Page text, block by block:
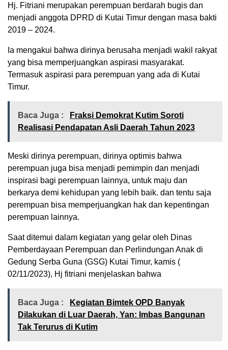
Hj. Fitriani merupakan perempuan berdarah bugis dan
menjadi anggota DPRD di Kutai Timur dengan masa bakti
2019 – 2024.
Ia mengakui bahwa dirinya berusaha menjadi wakil rakyat
yang bisa memperjuangkan aspirasi masyarakat.
Termasuk aspirasi para perempuan yang ada di Kutai
Timur.
Baca Juga :
Fraksi Demokrat Kutim Soroti
Realisasi Pendapatan Asli Daerah Tahun 2023
Meski dirinya perempuan, dirinya optimis bahwa
perempuan juga bisa menjadi pemimpin dan menjadi
inspirasi bagi perempuan lainnya, untuk maju dan
berkarya demi kehidupan yang lebih baik. dan tentu saja
perempuan bisa memperjuangkan hak dan kepentingan
perempuan lainnya.
Saat ditemui dalam kegiatan yang gelar oleh Dinas
Pemberdayaan Perempuan dan Perlindungan Anak di
Gedung Serba Guna (GSG) Kutai Timur, kamis (
02/11/2023), Hj fitriani menjelaskan bahwa
Baca Juga :
Kegiatan Bimtek OPD Banyak
Dilakukan di Luar Daerah, Yan: Imbas Bangunan
Tak Terurus di Kutim